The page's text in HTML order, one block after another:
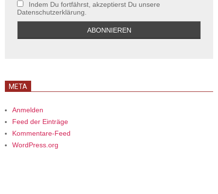
Indem Du fortfährst, akzeptierst Du unsere
Datenschutzerklärung.
META
Anmelden
Feed der Einträge
Kommentare-Feed
WordPress.org